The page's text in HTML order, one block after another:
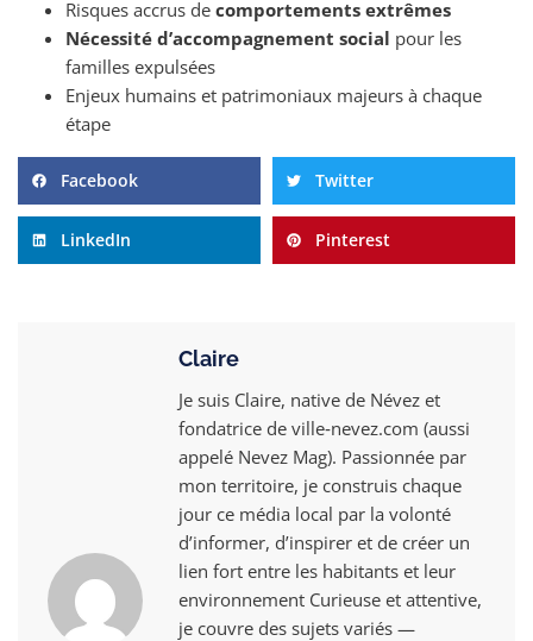
Risques accrus de comportements extrêmes
Nécessité d’accompagnement social pour les
familles expulsées
Enjeux humains et patrimoniaux majeurs à chaque
étape
Facebook Twitter
LinkedIn Pinterest
Claire
Je suis Claire, native de Névez et
fondatrice de ville‑nevez.com (aussi
appelé Nevez Mag). Passionnée par
mon territoire, je construis chaque
jour ce média local par la volonté
d’informer, d’inspirer et de créer un
lien fort entre les habitants et leur
environnement Curieuse et attentive,
je couvre des sujets variés —